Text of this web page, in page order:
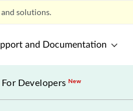
solutions.
and Documentation
For DevelopersNew